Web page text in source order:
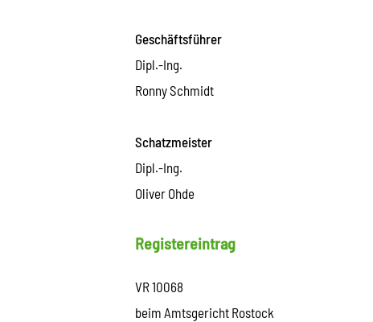
Geschäftsführer
Dipl.-Ing.
Ronny Schmidt
Schatzmeister
Dipl.-Ing.
Oliver Ohde
Registereintrag
VR 10068
beim Amtsgericht Rostock